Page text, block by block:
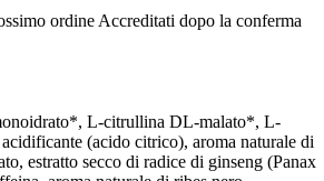
ordine Accreditati dopo la conferma
L-citrullina DL-malato*, L-
(acido citrico), aroma naturale di
estratto secco di radice di ginseng (Panax